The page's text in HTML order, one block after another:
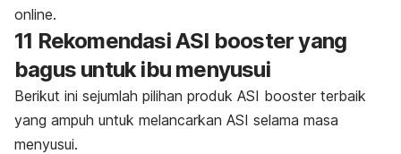
online.
11 Rekomendasi ASI boosteryang
bagus untuk ibu menyusui
Berikut ini sejumlah pilihan produk ASI booster terbaik
yang ampuh untuk melancarkan ASI selama masa
menyusui.